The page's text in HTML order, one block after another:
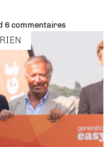
6 commentaires